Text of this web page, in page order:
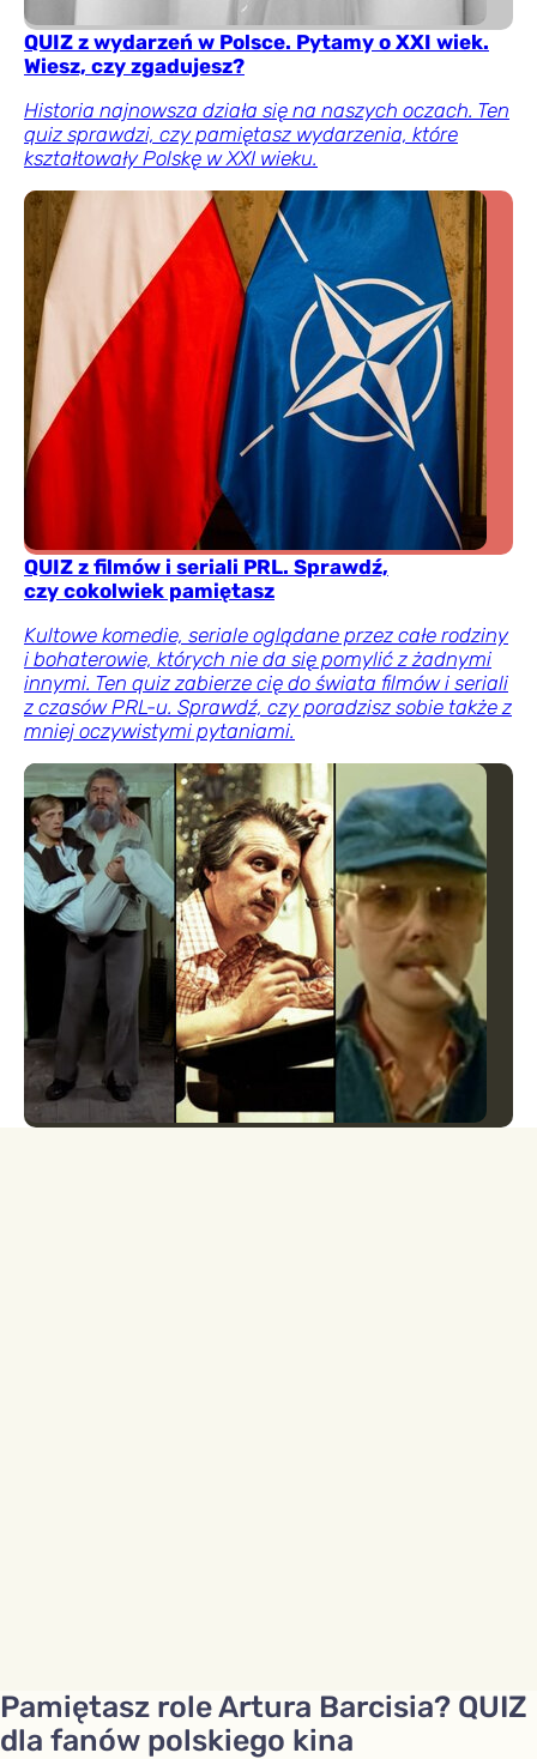
QUIZ z wydarzeń w Polsce. Pytamy o XXI wiek.
Wiesz, czy zgadujesz?
Historia najnowsza działa się na naszych oczach. Ten
quiz sprawdzi, czy pamiętasz wydarzenia, które
kształtowały Polskę w XXI wieku.
QUIZ z filmów i seriali PRL. Sprawdź,
czy cokolwiek pamiętasz
Kultowe komedie, seriale oglądane przez całe rodziny
i bohaterowie, których nie da się pomylić z żadnymi
innymi. Ten quiz zabierze cię do świata filmów i seriali
z czasów PRL-u. Sprawdź, czy poradzisz sobie także z
mniej oczywistymi pytaniami.
Pamiętasz role Artura Barcisia? QUIZ
dla fanów polskiego kina